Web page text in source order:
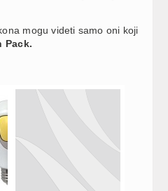
mogu videti samo oni koji
Pack.